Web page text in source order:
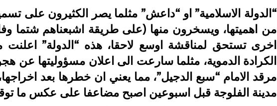
“الدولة الاسلامية” او “داعش” مثلما يصر الكثيرون على
من اهميتها، ويسخرون منها (على طريقة اشبعناهم شتما
اخرى تستحق لمناقشة اوسع لاحقا، هذه “الدولة”
الكرادة الدموية، مثلما سارعت الى اعلان مسؤوليتها عن
مرقد الامام “سبع الدجيل”، مما يعني ان خطرها بعد
مدينة الفلوجة قبل اسبوعين اصبح مضاعفا على عكس ما